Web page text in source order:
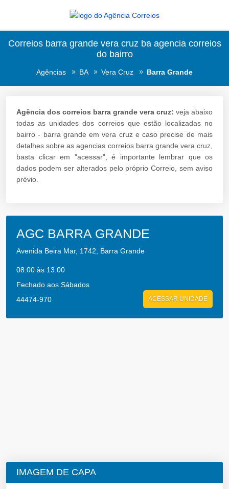
Correios barra grande vera cruz ba agencia correios
do bairro
Agências BA Vera Cruz Barra Grande
Agência dos correios barra grande vera cruz: veja abaixo
todas as unidades dos correios que estão localizadas no
bairro - barra grande em vera cruz e caso precise de mais
detalhes sobre as agencias correios barra grande vera cruz,
basta clicar em "acessar", é importante lembrar que os
dados podem ser alterados pelo próprio Correio, sem aviso
prévio.
AGC BARRA GRANDE
Avenida Beira Mar, 1742, Barra Grande
08:00 às 13:00
Fechado aos Sábados
44474-970
ACESSAR UNIDADE
IMAGEM DE CAPA